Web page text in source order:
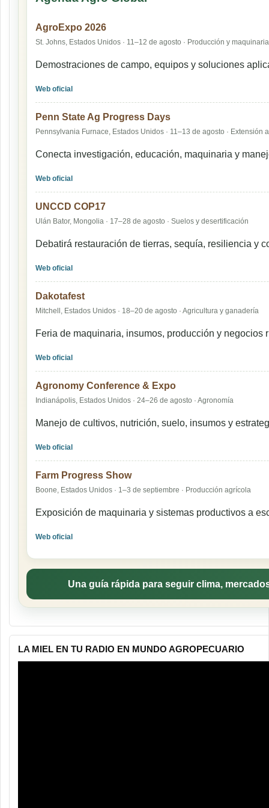
AgroExpo 2026
St. Johns, Estados Unidos · 11–12 de agosto · Producción y maquinaria
Demostraciones de campo, equipos y soluciones
Web oficial
Penn State Ag Progress Days
Pennsylvania Furnace, Estados Unidos · 11–13 de agosto · Extensión
Conecta investigación, educación, maquinaria y
Web oficial
UNCCD COP17
Ulán Bator, Mongolia · 17–28 de agosto · Suelos y desertificación
Debatirá restauración de tierras, sequía, resiliencia y
Web oficial
Dakotafest
Mitchell, Estados Unidos · 18–20 de agosto · Agricultura y ganadería
Feria de maquinaria, insumos, producción y negocios
Web oficial
Agronomy Conference & Expo
Indianápolis, Estados Unidos · 24–26 de agosto · Agronomía
Manejo de cultivos, nutrición, suelo, insumos y
Web oficial
Farm Progress Show
Boone, Estados Unidos · 1–3 de septiembre · Producción agrícola
Exposición de maquinaria y sistemas productivos a
Web oficial
Una guía rápida para seguir clima,
LA MIEL EN TU RADIO EN MUNDO AGROPECUARIO